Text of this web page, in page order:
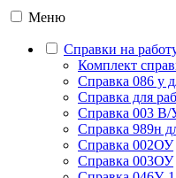
Меню
Справки на
Комплект
Справка 086 у
Справка для
Справка 003
Справка 989н
Справка 002ОУ
Справка 003ОУ